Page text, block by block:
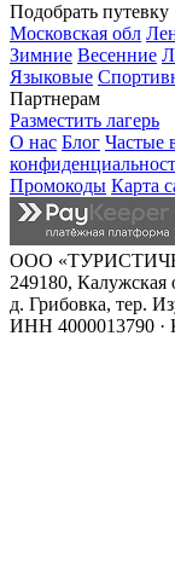
Подобрать путевку
Московская обл
Зимние Весенние
Языковые
Партнерам
Разместить лагерь
О нас Блог Частые
Промокоды Карта
ООО
249180,
д. Грибовка, тер.
ИНН 4000013790 ·